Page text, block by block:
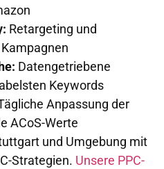
Retargeting und
Datengetriebene
Keywords
Anpassung der
ACoS-Werte
und Umgebung mit
Strategien. Unsere PPC-